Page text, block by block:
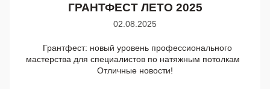
ГРАНТФЕСТ ЛЕТО 2025
02.08.2025
Грантфест: новый уровень профессионального
мастерства для специалистов по натяжным потолкам
Отличные новости!